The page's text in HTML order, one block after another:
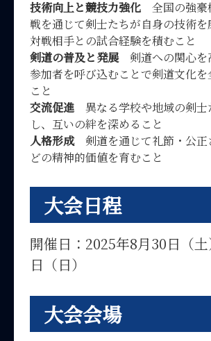
技術向上と競技力強化 全国の強豪
戦を通じて剣士たちが自身の技術を
対戦相手との試合経験を積むこと
剣道の普及と発展剣道への関心を
参加者を呼び込むことで剣道文化を
こと
交流促進 異なる学校や地域の剣士
し、互いの絆を深めること
人格形成剣道を通じて礼節・公正
どの精神的価値を育むこと
大会日程
開催日：2025年8月30日（土
日（日）
大会会場